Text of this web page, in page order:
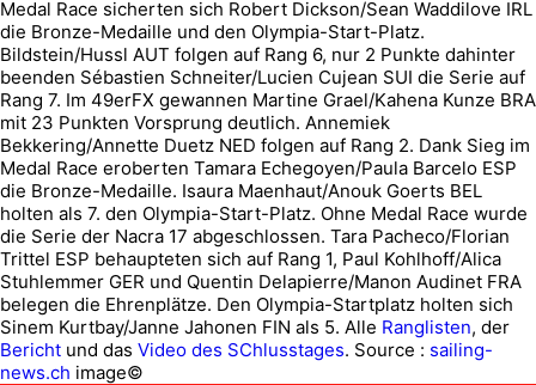
Medal Race sicherten sich Robert Dickson/Sean Waddilove IRL
die Bronze-Medaille und den Olympia-Start-Platz.
Bildstein/Hussl AUT folgen auf Rang 6, nur 2 Punkte dahinter
beenden Sébastien Schneiter/Lucien Cujean SUI die Serie auf
Rang 7. Im 49erFX gewannen Martine Grael/Kahena Kunze BRA
mit 23 Punkten Vorsprung deutlich. Annemiek
Bekkering/Annette Duetz NED folgen auf Rang 2. Dank Sieg im
Medal Race eroberten Tamara Echegoyen/Paula Barcelo ESP
die Bronze-Medaille. Isaura Maenhaut/Anouk Goerts BEL
holten als 7. den Olympia-Start-Platz. Ohne Medal Race wurde
die Serie der Nacra 17 abgeschlossen. Tara Pacheco/Florian
Trittel ESP behaupteten sich auf Rang 1, Paul Kohlhoff/Alica
Stuhlemmer GER und Quentin Delapierre/Manon Audinet FRA
belegen die Ehrenplätze. Den Olympia-Startplatz holten sich
Sinem Kurtbay/Janne Jahonen FIN als 5. Alle Ranglisten, der
Bericht und das Video des SChlusstages. Source : sailing-
news.ch image©